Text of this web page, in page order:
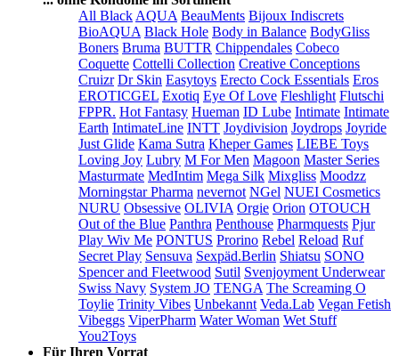
All Black AQUA BeauMents Bijoux Indiscrets
BioAQUA Black Hole Body in Balance BodyGliss
Boners Bruma BUTTR Chippendales Cobeco
Coquette Cottelli Collection Creative Conceptions
Cruizr Dr Skin Easytoys Erecto Cock Essentials Eros
EROTICGEL Exotiq Eye Of Love Fleshlight Flutschi
FPPR. Hot Fantasy Hueman ID Lube Intimate Intimate
Earth IntimateLine INTT Joydivision Joydrops Joyride
Just Glide Kama Sutra Kheper Games LIEBE Toys
Loving Joy Lubry M For Men Magoon Master Series
Masturmate MedIntim Mega Silk Mixgliss Moodzz
Morningstar Pharma nevernot NGel NUEI Cosmetics
NURU Obsessive OLIVIA Orgie Orion OTOUCH
Out of the Blue Panthra Penthouse Pharmquests Pjur
Play Wiv Me PONTUS Prorino Rebel Reload Ruf
Secret Play Sensuva Sexpäd.Berlin Shiatsu SONO
Spencer and Fleetwood Sutil Svenjoyment Underwear
Swiss Navy System JO TENGA The Screaming O
Toylie Trinity Vibes Unbekannt Veda.Lab Vegan Fetish
Vibeggs ViperPharm Water Woman Wet Stuff
You2Toys
Für Ihren Vorrat